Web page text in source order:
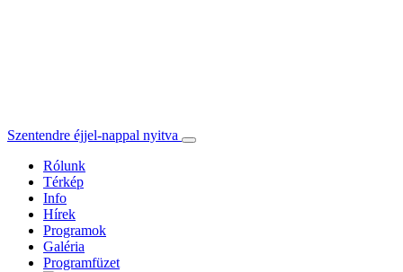
Szentendre éjjel-nappal nyitva
Rólunk
Térkép
Info
Hírek
Programok
Galéria
Programfüzet